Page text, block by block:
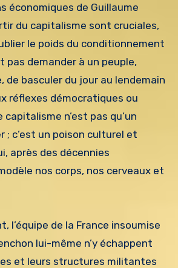
économiques de Guillaume
du capitalisme sont cruciales,
le poids du conditionnement
pas demander à un peuple,
de basculer du jour au lendemain
réflexes démocratiques ou
capitalisme n’est pas qu’un
; c’est un poison culturel et
après des décennies
nos corps, nos cerveaux et
l’équipe de la France insoumise
lui-même n’y échappent
et leurs structures militantes